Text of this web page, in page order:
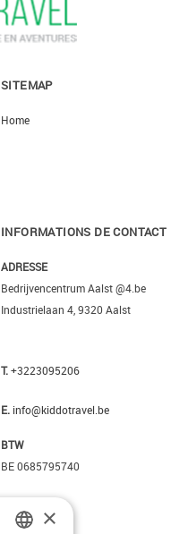
SITEMAP
Home
INFORMATIONS DE CONTACT
ADRESSE
Bedrijvencentrum Aalst @4.be
Industrielaan 4, 9320 Aalst
T.+3223095206
E. info@kiddotravel.be
BTW
BE 0685795740
×